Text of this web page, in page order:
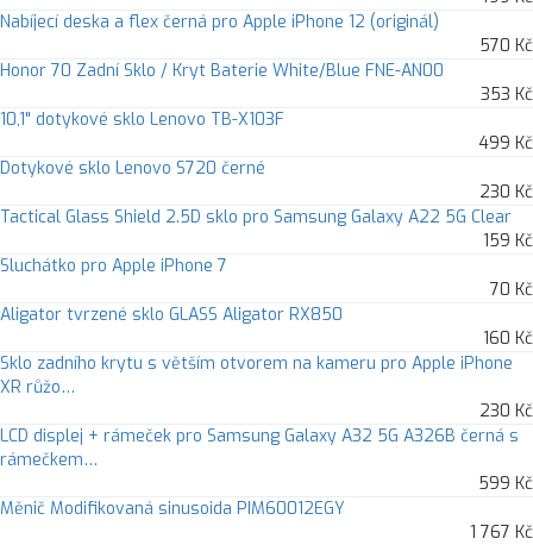
Nabíjecí deska a flex černá pro Apple iPhone 12 (originál)
570 Kč
Honor 70 Zadní Sklo / Kryt Baterie White/Blue FNE-AN00
353 Kč
10,1" dotykové sklo Lenovo TB-X103F
499 Kč
Dotykové sklo Lenovo S720 černé
230 Kč
Tactical Glass Shield 2.5D sklo pro Samsung Galaxy A22 5G Clear
159 Kč
Sluchátko pro Apple iPhone 7
70 Kč
Aligator tvrzené sklo GLASS Aligator RX850
160 Kč
Sklo zadního krytu s větším otvorem na kameru pro Apple iPhone
XR růžo…
230 Kč
LCD displej + rámeček pro Samsung Galaxy A32 5G A326B černá s
rámečkem…
599 Kč
Měnič Modifikovaná sinusoida PIM60012EGY
1 767 Kč